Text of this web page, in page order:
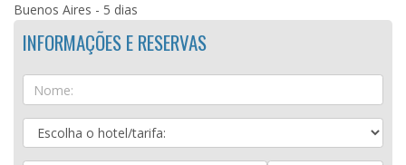
Buenos Aires - 5 dias
INFORMAÇÕES E RESERVAS